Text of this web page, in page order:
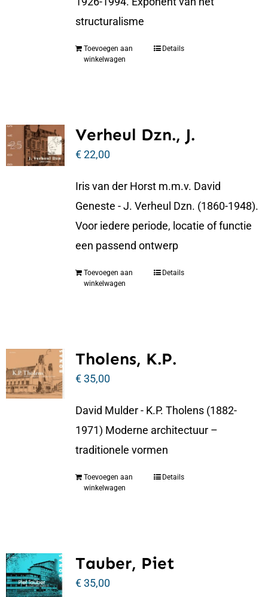
structuralisme
Toevoegen aan
winkelwagen
Details
Verheul Dzn., J.
€22,00
Iris van der Horst m.m.v. David
Geneste - J. Verheul Dzn. (1860-1948).
Voor iedere periode, locatie of functie
een passend ontwerp
Toevoegen aan
winkelwagen
Details
Tholens, K.P.
€35,00
David Mulder - K.P. Tholens (1882-
1971) Moderne architectuur –
traditionele vormen
Toevoegen aan
winkelwagen
Details
Tauber, Piet
€35,00